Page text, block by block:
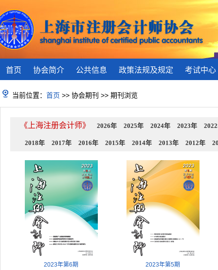
首页 协会简介 公共信息 政策法规及规定 考试中心
当前位置： 首页 >> 协会期刊 >> 期刊浏览
《上海注册会计师》 2026年 2025年 2024年 2023年
2018年 2017年 2016年 2015年 2014年 2013年 2012年
2023年第6期 2023年第5期